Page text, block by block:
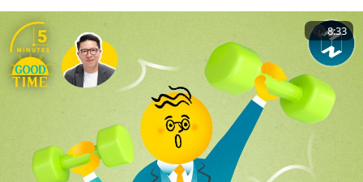
8:33